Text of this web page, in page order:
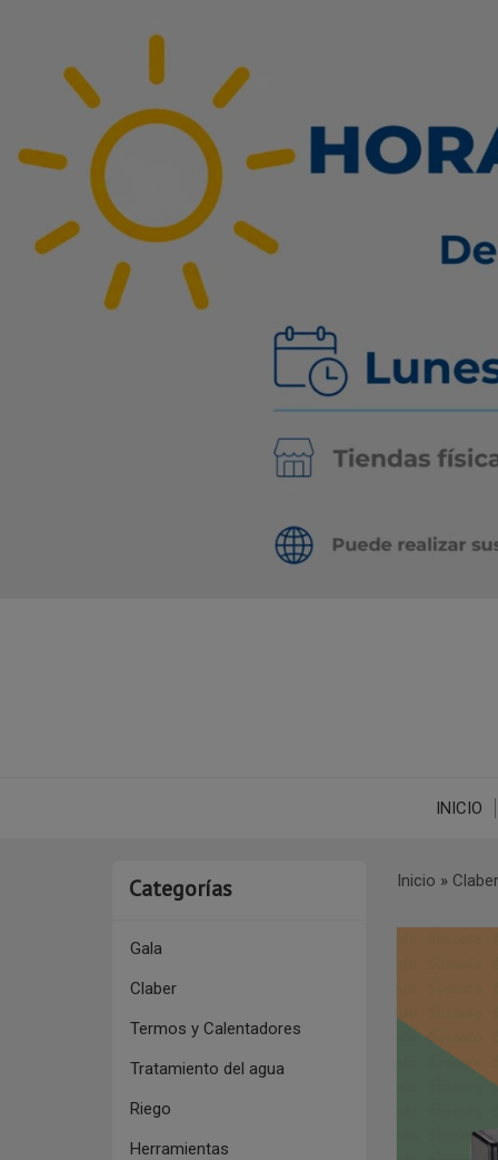
INICIO
Categorías
Gala
Claber
Termos y Calentadores
Tratamiento del agua
Riego
Herramientas
Inicio » Claber